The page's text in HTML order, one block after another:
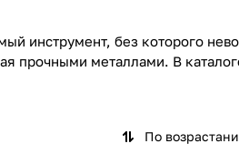
инструмент, без которого
прочными металлами. В
По